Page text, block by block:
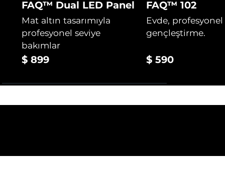
FAQ™ Dual LED Panel
Mat altın tasarımıyla
profesyonel seviye
bakımlar
$ 899
FAQ™ 102
Evde,
gençleştirme.
$ 590